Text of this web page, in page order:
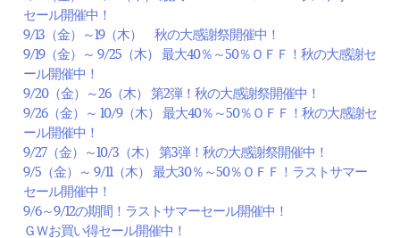
セール開催中！
9/13（金）～19（木） 秋の大感謝祭開催中！
9/19（金）～ 9/25（木） 最大40％～50％ＯＦＦ！秋の大感謝セ
ール開催中！
9/20（金）～26（木） 第2弾！秋の大感謝祭開催中！
9/26（金）～ 10/9（木） 最大40％～50％ＯＦＦ！秋の大感謝セ
ール開催中！
9/27（金）～10/3（木） 第3弾！秋の大感謝祭開催中！
9/5（金）～ 9/11（木） 最大30％～50％ＯＦＦ！ラストサマー
セール開催中！
9/6～9/12の期間！ラストサマーセール開催中！
ＧＷお買い得セール開催中！